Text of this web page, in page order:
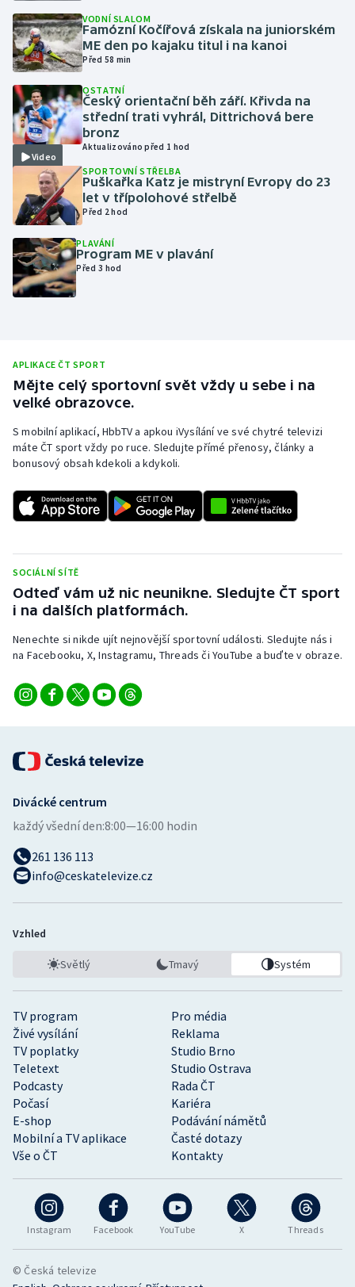
Judo
Krasobruslení
Lezení
Lyže a snowboard
Moderní pětiboj
Motorsport
Olympijské hry
Parasport
Plážový volejbal
Ragby
Rychlobruslení
Rychlostní kanoistika
Short track
Sportovní střelba
Stolní tenis
Veslování
Vodní slalom
VODNÍ SLALOM
Famózní Kočířová získala na juniorském
ME den po kajaku titul i na kanoi
Před 58 min
Video
OSTATNÍ
Český orientační běh září. Křivda na
střední trati vyhrál, Dittrichová bere
bronz
Aktualizováno před 1 hod
SPORTOVNÍ STŘELBA
Puškařka Katz je mistryní Evropy do 23
let v třípolohové střelbě
Před 2 hod
PLAVÁNÍ
Program ME v plavání
Před 3 hod
APLIKACE ČT SPORT
Mějte celý sportovní svět vždy u sebe i na
velké obrazovce.
S mobilní aplikací, HbbTV a apkou iVysílání ve své chytré televizi
máte ČT sport vždy po ruce. Sledujte přímé přenosy, články a
bonusový obsah kdekoli a kdykoli.
SOCIÁLNÍ SÍTĚ
Odteď vám už nic neunikne. Sledujte ČT sport
i na dalších platformách.
Nenechte si nikde ujít nejnovější sportovní události. Sledujte nás i
na Facebooku, X, Instagramu, Threads či YouTube a buďte v obraze.
Instagram Facebook YouTube X Threads
TV program
Pro média
Živé vysílání
Reklama
TV poplatky
Studio Brno
Teletext
Studio Ostrava
Podcasty
Rada ČT
Počasí
Kariéra
E-shop
Podávání námětů
Mobilní a TV aplikace
Časté dotazy
Vše o ČT
Kontakty
Divácké centrum
každý všední den:8:00—16:00 hodin
261 136 113
info@ceskatelevize.cz
Vzhled
Světlý Tmavý Systém
© Česká televize